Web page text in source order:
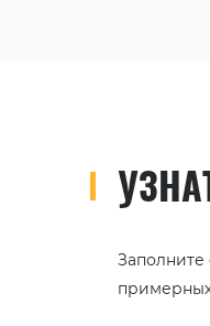
Заполните
примерных